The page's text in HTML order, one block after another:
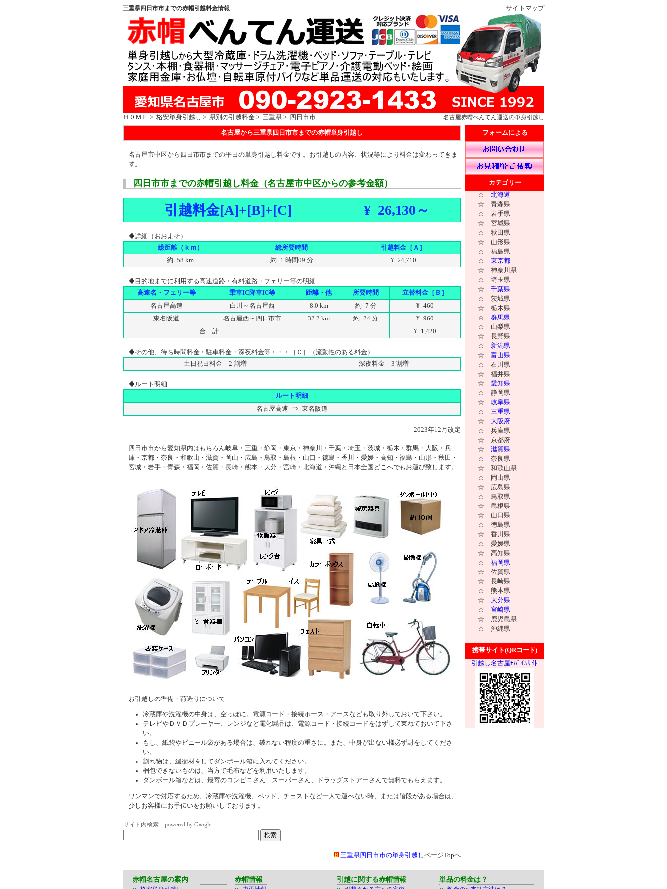
三重県四日市市までの赤帽引越料金情報 サイトマップ
名古屋赤帽べんてん運送の単身引越し
ＨＯＭＥ > 格安単身引越し > 県別の引越料金 > 三重県 > 四日市市
名古屋から三重県四日市市までの赤帽単身引越し
名古屋市中区から四日市市までの平日の単身引越し料金です。お引越しの内容、状況等により料金は変わってきま
す。
四日市市までの赤帽引越し料金（名古屋市中区からの参考金額）
引越料金[A]+[B]+[C] ¥ 26,130～
◆詳細（おおよそ）
総距離（ｋｍ）
総所要時間
引越料金［Ａ］
約 58 km
約 1 時間09 分 ¥ 24,710
◆目的地までに利用する高速道路・有料道路・フェリー等の明細
高速名・フェリー等
乗車IC降車IC等 距離・他 所要時間
立替料金［Ｂ］
名古屋高速
白川～名古屋西 8.0 km 約 7 分
¥ 460
東名阪道
名古屋西～四日市市 32.2 km 約 24 分
¥ 960
合 計
¥ 1,420
◆その他、待ち時間料金・駐車料金・深夜料金等・・・［Ｃ］（流動性のある料金）
土日祝日料金 2 割増
深夜料金 3 割増
◆ルート明細
ルート明細
名古屋高速 ⇒ 東名阪道
2023年12月改定
四日市市から愛知県内はもちろん岐阜・三重・静岡・東京・神奈川・千葉・埼玉・茨城・栃木・群馬・大阪・兵
庫・京都・奈良・和歌山・滋賀・岡山・広島・鳥取・島根・山口・徳島・香川・愛媛・高知・福島・山形・秋田・
宮城・岩手・青森・福岡・佐賀・長崎・熊本・大分・宮崎・北海道・沖縄と日本全国どこへでもお運び致します。
お引越しの準備・荷造りについて
冷蔵庫や洗濯機の中身は、空っぽに。電源コード・接続ホース・アースなども取り外しておいて下さい。
テレビやＤＶＤプレーヤー、レンジなど電化製品は、電源コード・接続コードをはずして束ねておいて下さ
い。
もし、紙袋やビニール袋がある場合は、破れない程度の重さに。また、中身が出ない様必ず封をしてくださ
い。
割れ物は、緩衝材をしてダンボール箱に入れてください。
梱包できないものは、当方で毛布などを利用いたします。
ダンボール箱などは、最寄のコンビニさん、スーパーさん、ドラッグストアーさんで無料でもらえます。
ワンマンで対応するため、冷蔵庫や洗濯機、ベッド、チェストなど一人で運べない時、または階段がある場合は、
少しお客様にお手伝いをお願いしております。
サイト内検索 powered by Google
三重県四日市市の単身引越しページTopへ
フォームによる
カテゴリー
☆ 北海道
☆ 青森県
☆ 岩手県
☆ 宮城県
☆ 秋田県
☆ 山形県
☆ 福島県
☆ 東京都
☆ 神奈川県
☆ 埼玉県
☆ 千葉県
☆ 茨城県
☆ 栃木県
☆ 群馬県
☆ 山梨県
☆ 長野県
☆ 新潟県
☆ 富山県
☆ 石川県
☆ 福井県
☆ 愛知県
☆ 静岡県
☆ 岐阜県
☆ 三重県
☆ 大阪府
☆ 兵庫県
☆ 京都府
☆ 滋賀県
☆ 奈良県
☆ 和歌山県
☆ 岡山県
☆ 広島県
☆ 鳥取県
☆ 島根県
☆ 山口県
☆ 徳島県
☆ 香川県
☆ 愛媛県
☆ 高知県
☆ 福岡県
☆ 佐賀県
☆ 長崎県
☆ 熊本県
☆ 大分県
☆ 宮崎県
☆ 鹿児島県
☆ 沖縄県
携帯サイト(QRコード)
引越し名古屋ﾓﾊﾞｲﾙｻｲﾄ
赤帽名古屋の案内 赤帽情報 引越に関する赤帽情報 単品の料金は？